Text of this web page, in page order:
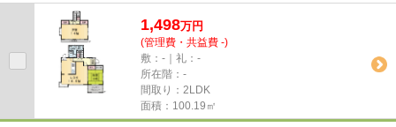
しているので車の出し入れも...
1,498万円
(管理費・共益費 -)
敷：-｜礼：-
所在階：-
間取り：2LDK
面積：100.19㎡